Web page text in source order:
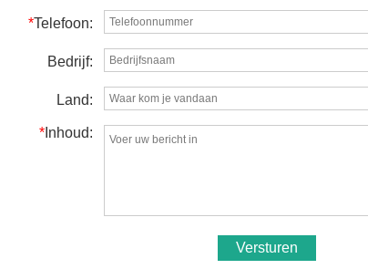
*Telefoon:
Bedrijf:
Land:
* Inhoud:
Versturen